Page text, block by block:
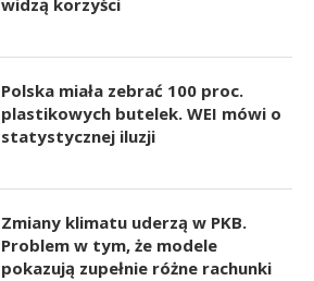
widzą korzyści
Polska miała zebrać 100 proc.
plastikowych butelek. WEI mówi o
statystycznej iluzji
Zmiany klimatu uderzą w PKB.
Problem w tym, że modele
pokazują zupełnie różne rachunki